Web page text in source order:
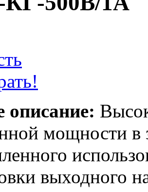
описание:
мощности в
выходного